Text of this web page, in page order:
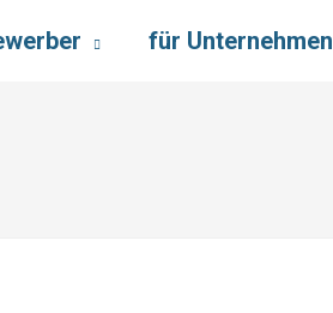
für Unternehmen